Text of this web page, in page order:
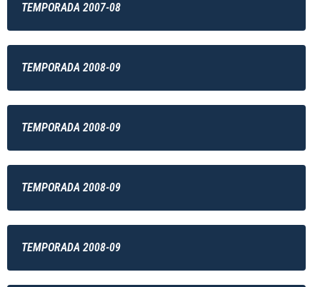
TEMPORADA 2007-08
TEMPORADA 2008-09
TEMPORADA 2008-09
TEMPORADA 2008-09
TEMPORADA 2008-09